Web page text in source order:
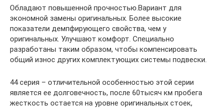
Обладают повышенной прочностью.Вариант для
экономной замены оригинальных. Более высокие
показатели демпфирующего свойства, чем у
оригинальных. Улучшают комфорт. Специально
разработаны таким образом, чтобы компенсировать
общий износ других комплектующих системы подвески.
44 серия – отличительной особенностью этой серии
является ее долговечность, после 60тысяч км пробега
жесткость остается на уровне оригинальных стоек,